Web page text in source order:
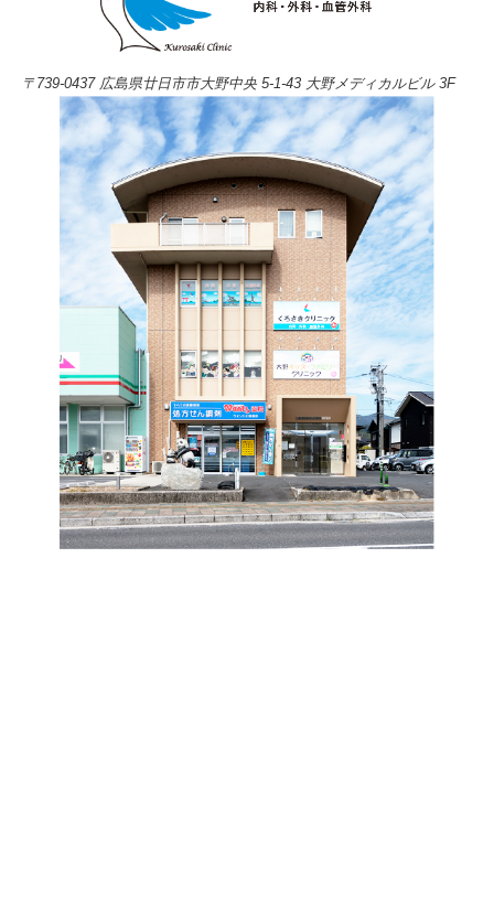
〒739-0437 広島県廿日市市大野中央 5-1-43 大野メディカルビル 3F